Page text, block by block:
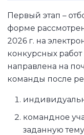
Первый этап –
форме
2026 г. на
конкурсных
направлена на
команды после
командное
заданную